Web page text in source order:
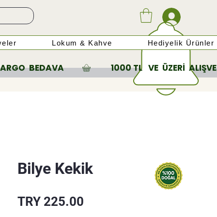
Lokum & Kahve Hediyelik Ürünler
Bilye Kekik
TRY 225.00